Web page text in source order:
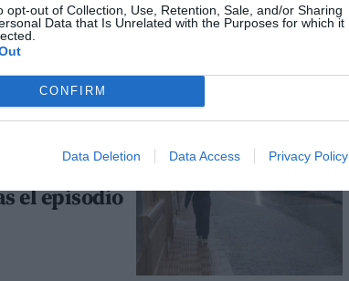
opt-out of Collection, Use, Retention, Sale, and/or Sharing
Data that Is Unrelated with the Purposes for which it
CONFIRM
Data Deletion Data Access Privacy Policy
a junio
fuertes y
mayo
el episodio